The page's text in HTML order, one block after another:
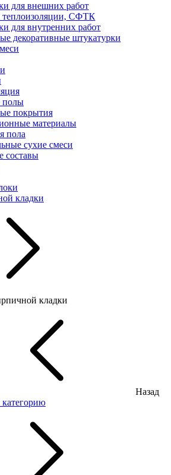
для внешних работ
теплоизоляции, СФТК
для внутренних работ
декоративные штукатурки
полы
покрытия
материалы
пола
сухие смеси
составы
кладки
кладки
Назад